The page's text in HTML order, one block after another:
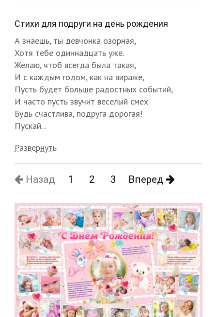
Стихи для подруги на день рождения
А знаешь, ты девчонка озорная,
Хотя тебе одиннадцать уже.
Желаю, чтоб всегда была такая,
И с каждым годом, как на вираже,
Пусть будет больше радостных событий,
И часто пусть звучит веселый смех.
Будь счастлива, подруга дорогая!
Пускай...
Развернуть
Назад 1 2 3 Вперед